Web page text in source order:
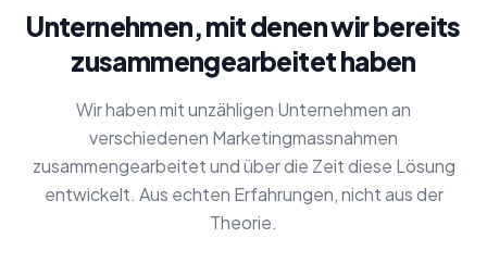
Unternehmen, mit denen wir bereits
zusammengearbeitet haben
Wir haben mit unzähligen Unternehmen an
verschiedenen Marketingmassnahmen
zusammengearbeitet und über die Zeit diese Lösung
entwickelt. Aus echten Erfahrungen, nicht aus der
Theorie.